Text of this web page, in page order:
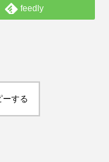
feedly
ーする